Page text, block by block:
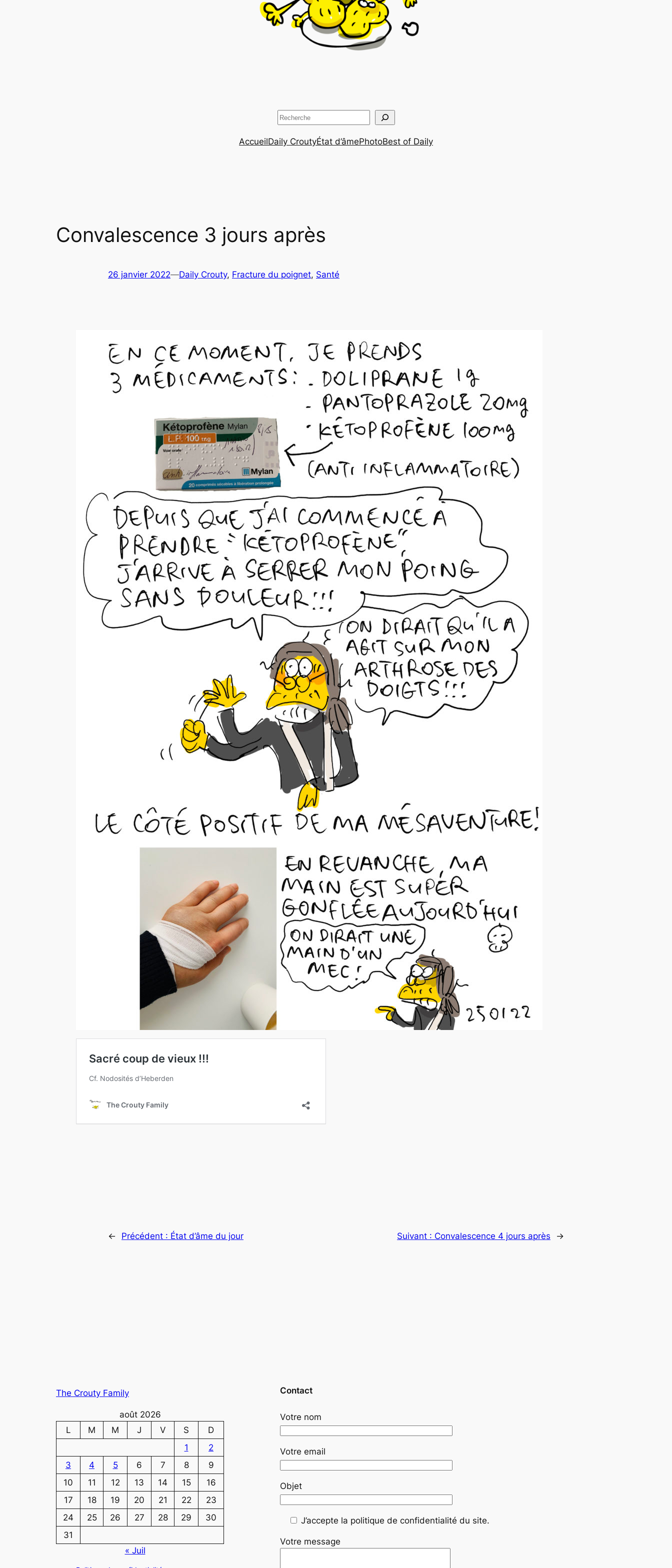
Rechercher
AccueilDaily CroutyÉtat d’âmePhotoBest of Daily
Convalescence 3 jours après
26 janvier 2022—Daily Crouty, Fracture du poignet, Santé
← Précédent : État d’âme du jour Suivant : Convalescence 4 jours après →
The Crouty Family
août 2026
L
M M J V S
D
1
2
3
4 5 6 7 8
9
10
11 12 13 14 15
16
17
18 19 20 21 22
23
24
25 26 27 28 29
30
31
« Juil
Contact
Votre nom
Votre email
Objet
J’accepte la politique de confidentialité du site.
Votre message